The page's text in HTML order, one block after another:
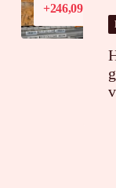
+246,09%
in